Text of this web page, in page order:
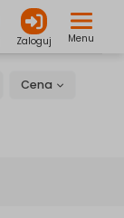
Zaloguj Menu
Cena